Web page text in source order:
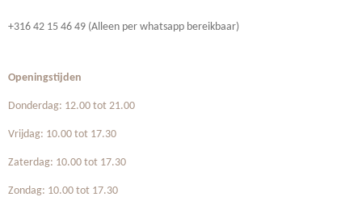
+316 42 15 46 49 (Alleen per whatsapp bereikbaar)
Openingstijden
Donderdag: 12.00 tot 21.00
Vrijdag: 10.00 tot 17.30
Zaterdag: 10.00 tot 17.30
Zondag: 10.00 tot 17.30